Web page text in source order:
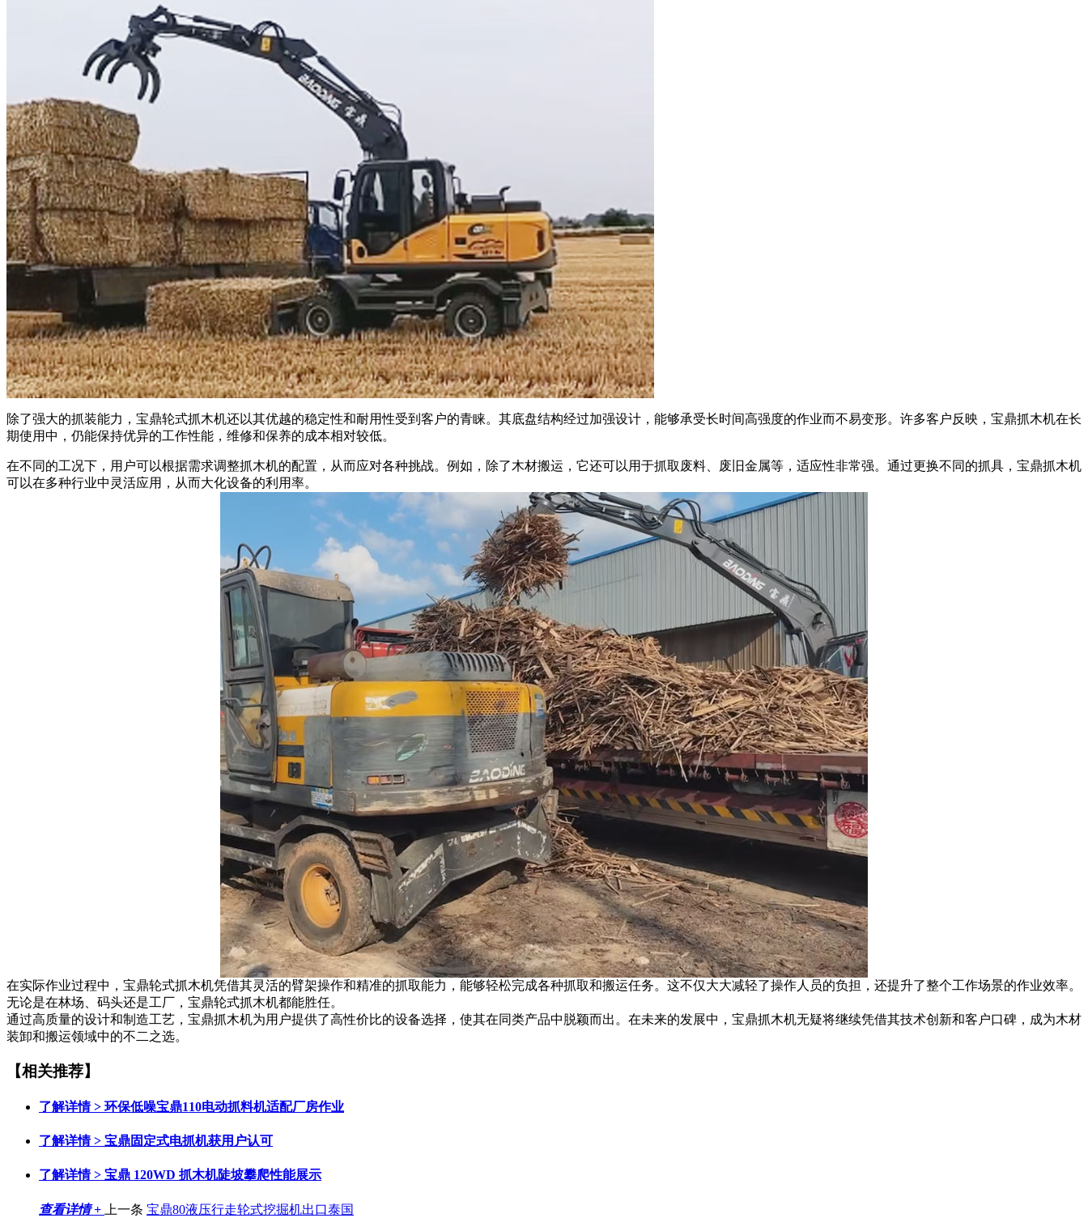
除了强大的抓装能力，宝鼎轮式抓木机还以其优越的稳定性和耐用性受到客户的青睐。其底盘结构经过加强设计，能够承受长时间高强度的作业而不易变形。许多客户反映，宝鼎抓木机在长
期使用中，仍能保持优异的工作性能，维修和保养的成本相对较低。
在不同的工况下，用户可以根据需求调整抓木机的配置，从而应对各种挑战。例如，除了木材搬运，它还可以用于抓取废料、废旧金属等，适应性非常强。通过更换不同的抓具，宝鼎抓木机
可以在多种行业中灵活应用，从而大化设备的利用率。
在实际作业过程中，宝鼎轮式抓木机凭借其灵活的臂架操作和精准的抓取能力，能够轻松完成各种抓取和搬运任务。这不仅大大减轻了操作人员的负担，还提升了整个工作场景的作业效率。
无论是在林场、码头还是工厂，宝鼎轮式抓木机都能胜任。
通过高质量的设计和制造工艺，宝鼎抓木机为用户提供了高性价比的设备选择，使其在同类产品中脱颖而出。在未来的发展中，宝鼎抓木机无疑将继续凭借其技术创新和客户口碑，成为木材
装卸和搬运领域中的不二之选。
【相关推荐】
了解详情 > 环保低噪宝鼎110电动抓料机适配厂房作业
了解详情 > 宝鼎固定式电抓机获用户认可
了解详情 > 宝鼎 120WD 抓木机陡坡攀爬性能展示
查看详情 + 上一条 宝鼎80液压行走轮式挖掘机出口泰国